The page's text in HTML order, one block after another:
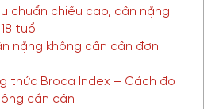
chuẩn chiều cao, cân nặng
tuổi
nặng không cần cân đơn
thức Broca Index – Cách đo
cần cân